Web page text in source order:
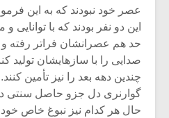
عصر خود نبودند که به این
این دو نفر بودند که با توانایی
حد هم عصرانشان فراتر رفته
صدایی را با سازهایشان تولید
چندین دهه بعد را نیز تأمین
گوارنری دل جزو حاصل سنتی
حال هر کدام نیز نبوغ خاص